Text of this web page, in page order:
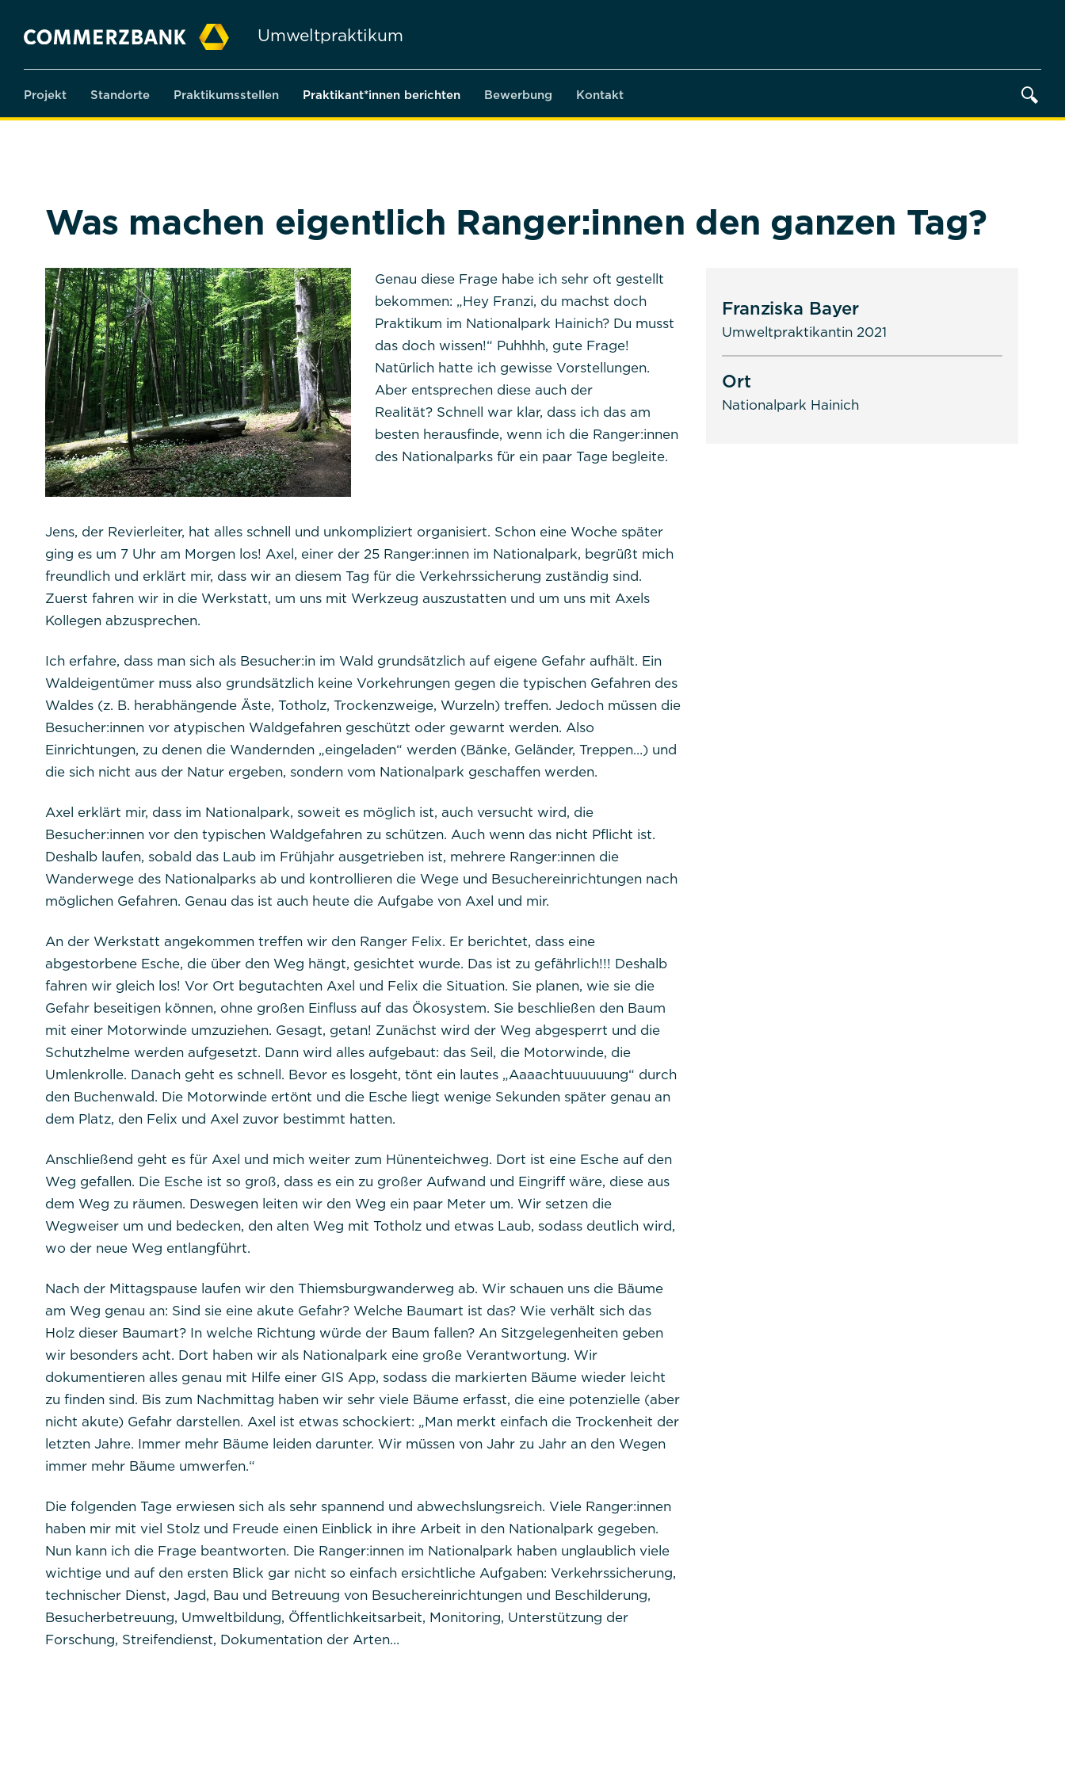
Umweltpraktikum
Projekt Standorte Praktikumsstellen Praktikant*innen berichten Bewerbung Kontakt
Was machen eigentlich Ranger:innen den ganzen Tag?
Genau diese Frage habe ich sehr oft gestellt
bekommen: „Hey Franzi, du machst doch
Praktikum im Nationalpark Hainich? Du musst
das doch wissen!“ Puhhhh, gute Frage!
Natürlich hatte ich gewisse Vorstellungen.
Aber entsprechen diese auch der
Realität? Schnell war klar, dass ich das am
besten herausfinde, wenn ich die Ranger:innen
des Nationalparks für ein paar Tage begleite.
Jens, der Revierleiter, hat alles schnell und unkompliziert organisiert. Schon eine Woche später
ging es um 7 Uhr am Morgen los! Axel, einer der 25 Ranger:innen im Nationalpark, begrüßt mich
freundlich und erklärt mir, dass wir an diesem Tag für die Verkehrssicherung zuständig sind.
Zuerst fahren wir in die Werkstatt, um uns mit Werkzeug auszustatten und um uns mit Axels
Kollegen abzusprechen.
Ich erfahre, dass man sich als Besucher:in im Wald grundsätzlich auf eigene Gefahr aufhält. Ein
Waldeigentümer muss also grundsätzlich keine Vorkehrungen gegen die typischen Gefahren des
Waldes (z. B. herabhängende Äste, Totholz, Trockenzweige, Wurzeln) treffen. Jedoch müssen die
Besucher:innen vor atypischen Waldgefahren geschützt oder gewarnt werden. Also
Einrichtungen, zu denen die Wandernden „eingeladen“ werden (Bänke, Geländer, Treppen…) und
die sich nicht aus der Natur ergeben, sondern vom Nationalpark geschaffen werden.
Axel erklärt mir, dass im Nationalpark, soweit es möglich ist, auch versucht wird, die
Besucher:innen vor den typischen Waldgefahren zu schützen. Auch wenn das nicht Pflicht ist.
Deshalb laufen, sobald das Laub im Frühjahr ausgetrieben ist, mehrere Ranger:innen die
Wanderwege des Nationalparks ab und kontrollieren die Wege und Besuchereinrichtungen nach
möglichen Gefahren. Genau das ist auch heute die Aufgabe von Axel und mir.
An der Werkstatt angekommen treffen wir den Ranger Felix. Er berichtet, dass eine
abgestorbene Esche, die über den Weg hängt, gesichtet wurde. Das ist zu gefährlich!!! Deshalb
fahren wir gleich los! Vor Ort begutachten Axel und Felix die Situation. Sie planen, wie sie die
Gefahr beseitigen können, ohne großen Einfluss auf das Ökosystem. Sie beschließen den Baum
mit einer Motorwinde umzuziehen. Gesagt, getan! Zunächst wird der Weg abgesperrt und die
Schutzhelme werden aufgesetzt. Dann wird alles aufgebaut: das Seil, die Motorwinde, die
Umlenkrolle. Danach geht es schnell. Bevor es losgeht, tönt ein lautes „Aaaachtuuuuuung“ durch
den Buchenwald. Die Motorwinde ertönt und die Esche liegt wenige Sekunden später genau an
dem Platz, den Felix und Axel zuvor bestimmt hatten.
Anschließend geht es für Axel und mich weiter zum Hünenteichweg. Dort ist eine Esche auf den
Weg gefallen. Die Esche ist so groß, dass es ein zu großer Aufwand und Eingriff wäre, diese aus
dem Weg zu räumen. Deswegen leiten wir den Weg ein paar Meter um. Wir setzen die
Wegweiser um und bedecken, den alten Weg mit Totholz und etwas Laub, sodass deutlich wird,
wo der neue Weg entlangführt.
Nach der Mittagspause laufen wir den Thiemsburgwanderweg ab. Wir schauen uns die Bäume
am Weg genau an: Sind sie eine akute Gefahr? Welche Baumart ist das? Wie verhält sich das
Holz dieser Baumart? In welche Richtung würde der Baum fallen? An Sitzgelegenheiten geben
wir besonders acht. Dort haben wir als Nationalpark eine große Verantwortung. Wir
dokumentieren alles genau mit Hilfe einer GIS App, sodass die markierten Bäume wieder leicht
zu finden sind. Bis zum Nachmittag haben wir sehr viele Bäume erfasst, die eine potenzielle (aber
nicht akute) Gefahr darstellen. Axel ist etwas schockiert: „Man merkt einfach die Trockenheit der
letzten Jahre. Immer mehr Bäume leiden darunter. Wir müssen von Jahr zu Jahr an den Wegen
immer mehr Bäume umwerfen.“
Die folgenden Tage erwiesen sich als sehr spannend und abwechslungsreich. Viele Ranger:innen
haben mir mit viel Stolz und Freude einen Einblick in ihre Arbeit in den Nationalpark gegeben.
Nun kann ich die Frage beantworten. Die Ranger:innen im Nationalpark haben unglaublich viele
wichtige und auf den ersten Blick gar nicht so einfach ersichtliche Aufgaben: Verkehrssicherung,
technischer Dienst, Jagd, Bau und Betreuung von Besuchereinrichtungen und Beschilderung,
Besucherbetreuung, Umweltbildung, Öffentlichkeitsarbeit, Monitoring, Unterstützung der
Forschung, Streifendienst, Dokumentation der Arten…
Franziska Bayer
Umweltpraktikantin 2021
Ort
Nationalpark Hainich